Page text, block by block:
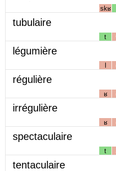
skʁ
tubulaire
t
légumière
l
régulière
ʁ
irrégulière
ʁ
spectaculaire
t
tentaculaire